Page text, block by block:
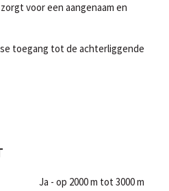
voor een aangenaam en
toegang tot de achterliggende
Ja - op 2000 m tot 3000 m